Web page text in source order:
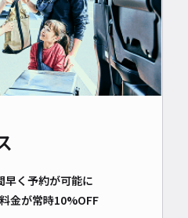
早く予約が可能に
金が常時10%OFF